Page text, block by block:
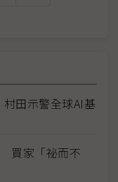
田示警全球AI基
買家「祕而不